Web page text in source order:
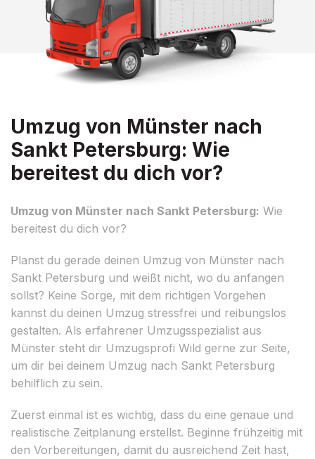
Umzug von Münster nach
Sankt Petersburg: Wie
bereitest du dich vor?
Umzug von Münster nach Sankt Petersburg: Wie
bereitest du dich vor?
Planst du gerade deinen Umzug von Münster nach
Sankt Petersburg und weißt nicht, wo du anfangen
sollst? Keine Sorge, mit dem richtigen Vorgehen
kannst du deinen Umzug stressfrei und reibungslos
gestalten. Als erfahrener Umzugsspezialist aus
Münster steht dir Umzugsprofi Wild gerne zur Seite,
um dir bei deinem Umzug nach Sankt Petersburg
behilflich zu sein.
Zuerst einmal ist es wichtig, dass du eine genaue und
realistische Zeitplanung erstellst. Beginne frühzeitig mit
den Vorbereitungen, damit du ausreichend Zeit hast,